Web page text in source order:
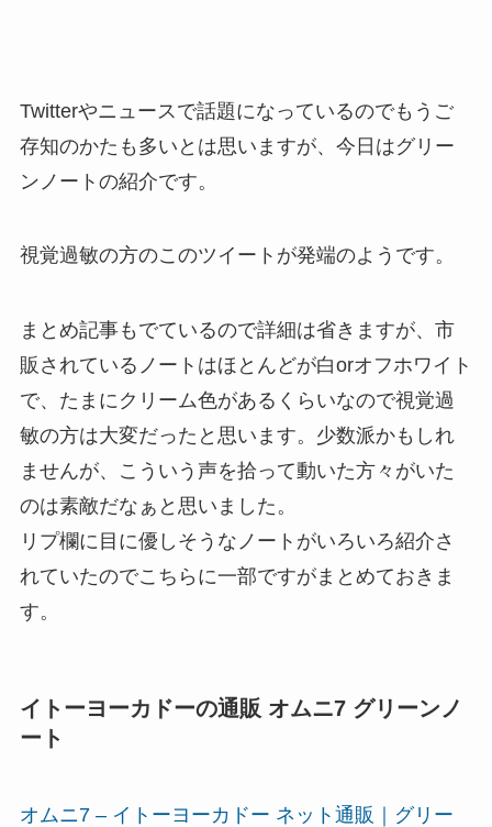
Twitterやニュースで話題になっているのでもうご
存知のかたも多いとは思いますが、今日はグリー
ンノートの紹介です。
視覚過敏の方のこのツイートが発端のようです。
まとめ記事もでているので詳細は省きますが、市
販されているノートはほとんどが白orオフホワイト
で、たまにクリーム色があるくらいなので視覚過
敏の方は大変だったと思います。少数派かもしれ
ませんが、こういう声を拾って動いた方々がいた
のは素敵だなぁと思いました。
リプ欄に目に優しそうなノートがいろいろ紹介さ
れていたのでこちらに一部ですがまとめておきま
す。
イトーヨーカドーの通販 オムニ7 グリーンノ
ート
オムニ7 – イトーヨーカドー ネット通販｜グリー